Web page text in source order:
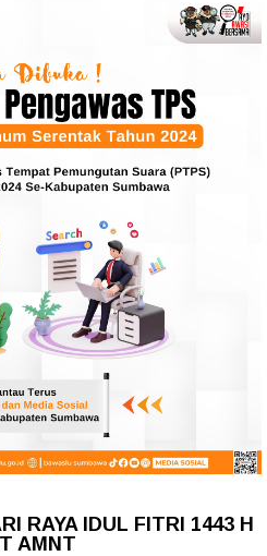
RAYA IDUL FITRI 1443 H
AMNT